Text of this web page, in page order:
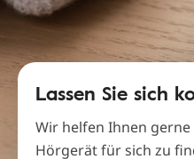
Lassen Sie sich
Wir helfen Ihnen
Hörgerät für sich zu